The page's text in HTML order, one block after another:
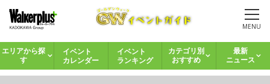
MENU
エリアから探
す
イベント
カレンダー
イベント
ランキング
カテゴリ別
おすすめ
最新
ニュース